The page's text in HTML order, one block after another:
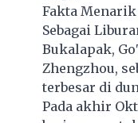
Fakta Menarik
Sebagai
Bukalapak,
Zhengzhou,
terbesar di
Pada akhir